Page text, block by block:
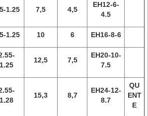
1.25 7,5 4,5
EH12-6-
4.5
1.25 10 6 EH16-8-6
1.25
12,5 7,5
EH20-10-
7.5
1.28
15,3 8,7
EH24-12-
8.7
QU
ENT
E